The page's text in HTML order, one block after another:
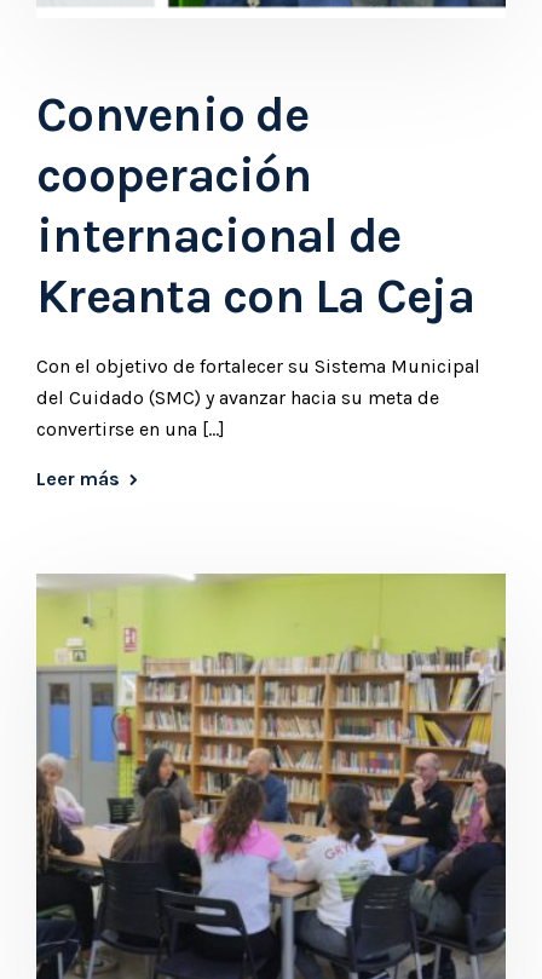
Convenio de
cooperación
internacional de
Kreanta con La Ceja
Con el objetivo de fortalecer su Sistema Municipal
del Cuidado (SMC) y avanzar hacia su meta de
convertirse en una […]
Leer más